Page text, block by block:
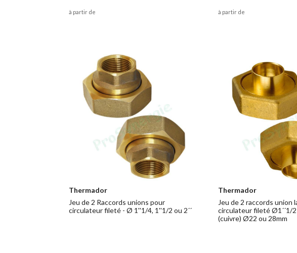
à partir de à partir de
Thermador
Jeu de 2 Raccords unions pour
circulateur fileté - Ø 1''1/4, 1''1/2 ou 2´´
Thermador
Jeu de 2 raccords union
circulateur fileté Ø1´´1/
(cuivre) Ø22 ou 28mm